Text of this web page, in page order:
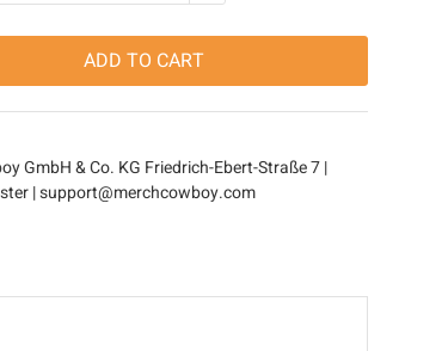
ADD TO CART
GmbH & Co. KG Friedrich-Ebert-Straße 7 |
| support@merchcowboy.com